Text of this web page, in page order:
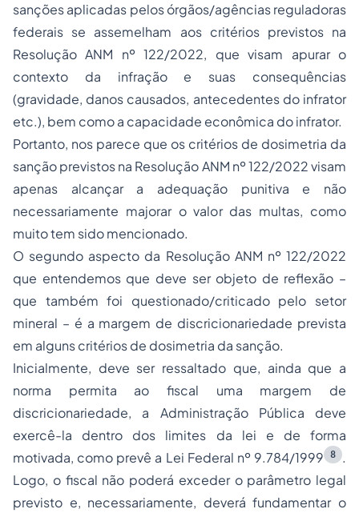
sanções aplicadas pelos órgãos/agências reguladoras
federais se assemelham aos critérios previstos na
Resolução ANM nº 122/2022, que visam apurar o
contexto da infração e suas consequências
(gravidade, danos causados, antecedentes do infrator
etc.), bem como a capacidade econômica do infrator.
Portanto, nos parece que os critérios de dosimetria da
sanção previstos na Resolução ANM nº 122/2022 visam
apenas alcançar a adequação punitiva e não
necessariamente majorar o valor das multas, como
muito tem sido mencionado.
O segundo aspecto da Resolução ANM nº 122/2022
que entendemos que deve ser objeto de reflexão –
que também foi questionado/criticado pelo setor
mineral – é a margem de discricionariedade prevista
em alguns critérios de dosimetria da sanção.
Inicialmente, deve ser ressaltado que, ainda que a
norma permita ao fiscal uma margem de
discricionariedade, a Administração Pública deve
exercê-la dentro dos limites da lei e de forma
motivada, como prevê a Lei Federal nº 9.784/1999
8
.
Logo, o fiscal não poderá exceder o parâmetro legal
previsto e, necessariamente, deverá fundamentar o